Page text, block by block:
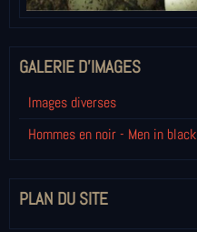
GALERIE D'IMAGES
Images diverses
Hommes en noir - Men in black
PLAN DU SITE